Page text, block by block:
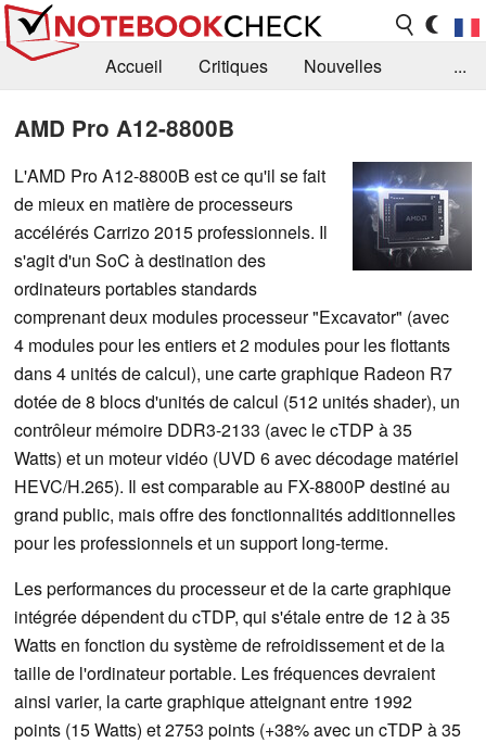
Accueil Critiques
Nouvelles
...
AMD Pro A12-8800B
L'AMD Pro A12-8800B est ce qu'il se fait
de mieux en matière de processeurs
accélérés Carrizo 2015 professionnels. Il
s'agit d'un SoC à destination des
ordinateurs portables standards
comprenant deux modules processeur "Excavator" (avec
4 modules pour les entiers et 2 modules pour les flottants
dans 4 unités de calcul), une carte graphique Radeon R7
dotée de 8 blocs d'unités de calcul (512 unités shader), un
contrôleur mémoire DDR3-2133 (avec le cTDP à 35
Watts) et un moteur vidéo (UVD 6 avec décodage matériel
HEVC/H.265). Il est comparable au FX-8800P destiné au
grand public, mais offre des fonctionnalités additionnelles
pour les professionnels et un support long-terme.
Les performances du processeur et de la carte graphique
intégrée dépendent du cTDP, qui s'étale entre de 12 à 35
Watts en fonction du système de refroidissement et de la
taille de l'ordinateur portable. Les fréquences devraient
ainsi varier, la carte graphique atteignant entre 1992
points (15 Watts) et 2753 points (+38% avec un cTDP à 35